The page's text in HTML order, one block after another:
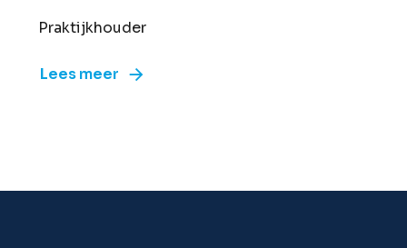
Praktijkhouder
Lees meer